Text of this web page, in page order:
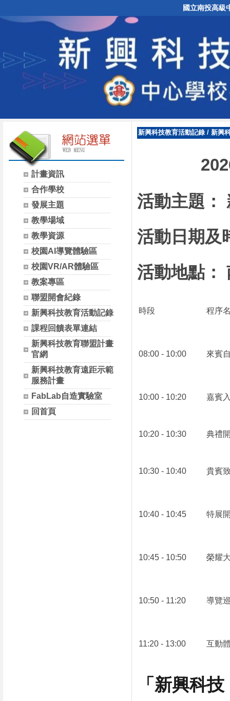
國立南投高級
計畫資訊
合作學校
發展主題
教學場域
教學資源
校園AI導覽體驗區
校園VR/AR體驗區
教案專區
聯盟開會紀錄
新興科技教育活動記錄
課程回饋表單連結
新興科技教育聯盟計畫
官網
新興科技教育遠距示範
服務計畫
FabLab自造實驗室
回首頁
新興科技教育活動記錄/ 新興
活動主題：
活動日期及
活動地點：
時段 程序
08:00 - 10:00 來賓
10:00 - 10:20 嘉賓
10:20 - 10:30 典禮
10:30 - 10:40 貴賓
10:40 - 10:45 特展
10:45 - 10:50 榮耀
10:50 - 11:20 導覽
11:20 - 13:00 互動
「新興科